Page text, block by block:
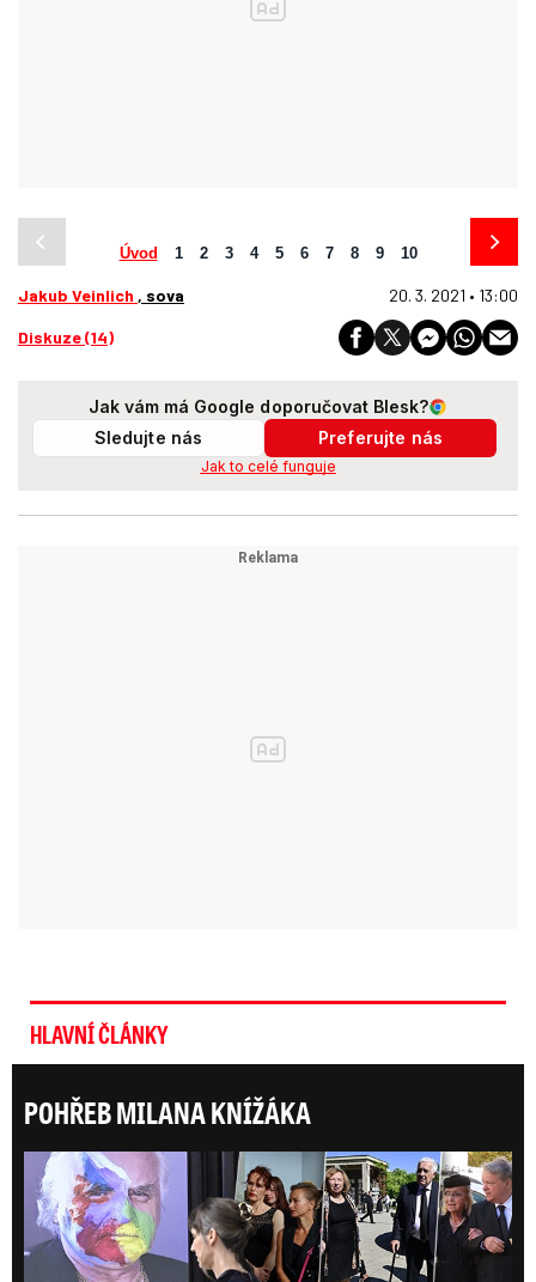
Úvod 1 2 3 4 5 6 7 8 9 10
Jakub Veinlich , sova 20. 3. 2021 • 13:00
Diskuze (14)
Jak vám má Google doporučovat Blesk?
Sledujte nás
Preferujte nás
Jak to celé funguje
HLAVNÍ ČLÁNKY
POHŘEB MILANA KNÍŽÁKA